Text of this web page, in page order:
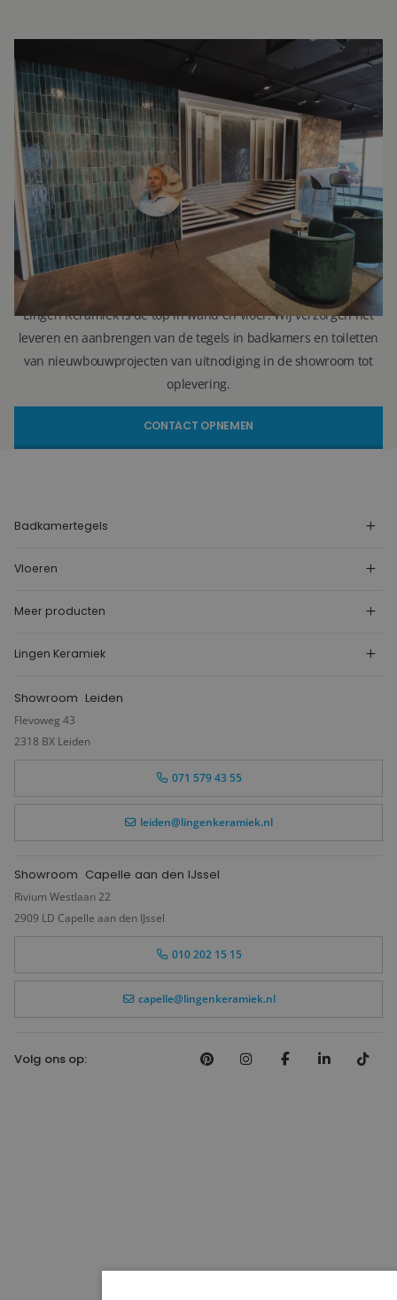
INTERESSE? NEEM VOOR MEER INFORMATIE
CONTACT OP.
Ron Vellekoop
Directeur
071 579 43 55
(Leiden)
010 202 15 15
(Capelle aan den IJssel)
r.vellekoop@lingenkeramiek.nl
Lingen Keramiek is de top in wand en vloer. Wij verzorgen het
leveren en aanbrengen van de tegels in badkamers en toiletten
van nieuwbouwprojecten van uitnodiging in de showroom tot
oplevering.
CONTACT OPNEMEN
Badkamertegels
Vloeren
Meer producten
Lingen Keramiek
Showroom Leiden
Flevoweg 43
2318 BX Leiden
071 579 43 55
leiden@lingenkeramiek.nl
Showroom Capelle aan den IJssel
Rivium Westlaan 22
2909 LD Capelle aan den IJssel
010 202 15 15
capelle@lingenkeramiek.nl
Volg ons op: